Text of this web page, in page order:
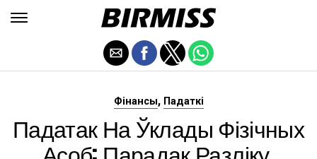
Фінансы, Падаткі
Падатак На Ўклады Фізічных